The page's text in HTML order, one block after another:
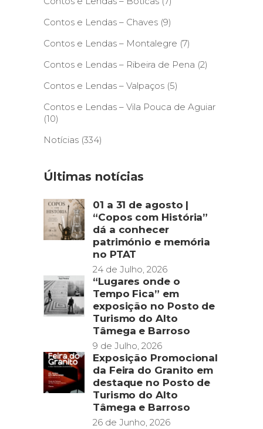
Contos e Lendas – Chaves (9)
Contos e Lendas – Montalegre (7)
Contos e Lendas – Ribeira de Pena (2)
Contos e Lendas – Valpaços (5)
Contos e Lendas – Vila Pouca de Aguiar
(10)
Notícias (334)
Últimas notícias
01 a 31 de agosto |
“Copos com História”
dá a conhecer
património e memória
no PTAT
24 de Julho, 2026
“Lugares onde o
Tempo Fica” em
exposição no Posto de
Turismo do Alto
Tâmega e Barroso
9 de Julho, 2026
Exposição Promocional
da Feira do Granito em
destaque no Posto de
Turismo do Alto
Tâmega e Barroso
26 de Junho, 2026